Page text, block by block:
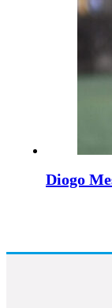
Diogo